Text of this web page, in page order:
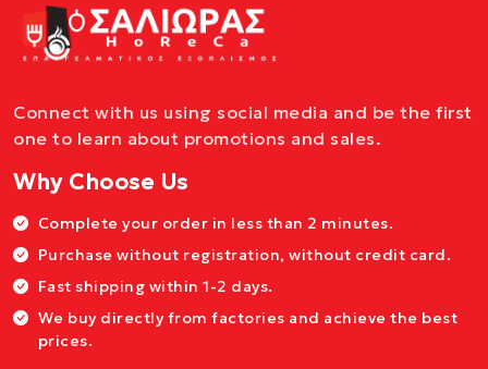
Connect with us using social media and be the first
one to learn about promotions and sales.
Why Choose Us
Complete your order in less than 2 minutes.
Purchase without registration, without credit card.
Fast shipping within 1-2 days.
We buy directly from factories and achieve the best
prices.